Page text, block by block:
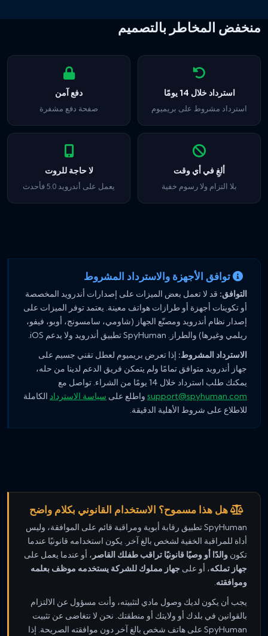
منخفض المخاطر بالتصميم
استرداد خلال 14 يومًا
استرداد مشروط على بريميوم
دفع آمن
صفحة دفع مشفرة
ألغِ في أي وقت
بلا التزام ولا رسوم خفية
لا حاجة للروت
يعمل على أندرويد 5.0 فأحدث
توافق الأجهزة والاسترداد المشروط
التوافق: قد لا تعمل بعض الميزات على إصدارات أندرويد المخصصة
أو تكوينات أجهزة أو طرازات هواتف معينة. يعتمد توفر الميزات على
إصدار نظام أندرويد ومصنّع الجهاز (شاومي، سامسونج، أوبو، فيفو،
ريلمي وغيرها) والطراز. SpyHuman تطبيق أندرويد ولا يدعم iOS.
الاسترداد المشروط: إذا تعرض بريميوم لعطل تقني جسيم على
جهاز أندرويد متوافق تمامًا ولم يتمكن فريق الدعم لدينا من حله،
يمكنك طلب استرداد خلال 14 يومًا من الشراء. تواصل مع
support@spyhuman.com واطلع على سياسة الاسترداد الكاملة
للاطلاع على شروط الأهلية الدقيقة.
هل هذا مسموح؟ الاستخدام القانوني بكلام واضح
SpyHuman تطبيق رقابة أبوية ومراقبة قائم على الموافقة، وليس
أداة للمراقبة الخفية لشخص بالغ آخر. يكون استخدامه قانونيًا عندما
تكون والدًا أو وصيًا قانونيًا تراقب طفلك القاصر ، أو عندما يعمل على
جهاز تملكه، أو على جهاز مملوك للشركة يستخدمه موظف بعلمه
وموافقته.
يجب أن يكون لديك وصول مادي لتثبيته، وأنت مسؤول عن الالتزام
بالقوانين في بلدك أو ولايتك أو منطقتك. نحن لا نتغاضى عن تثبيت
SpyHuman على هاتف شخص بالغ آخر دون موافقته الصريحة. إذا